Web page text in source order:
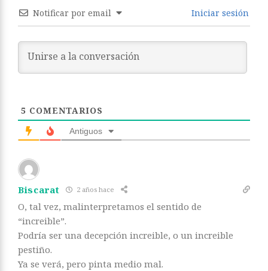
Notificar por email Iniciar sesión
5 COMENTARIOS
Antiguos
Biscarat 2 años hace
O, tal vez, malinterpretamos el sentido de
“increible”.
Podría ser una decepción increible, o un increible
pestiño.
Ya se verá, pero pinta medio mal.